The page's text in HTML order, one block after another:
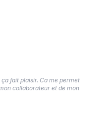
fait plaisir. Ca me permet
collaborateur et de mon